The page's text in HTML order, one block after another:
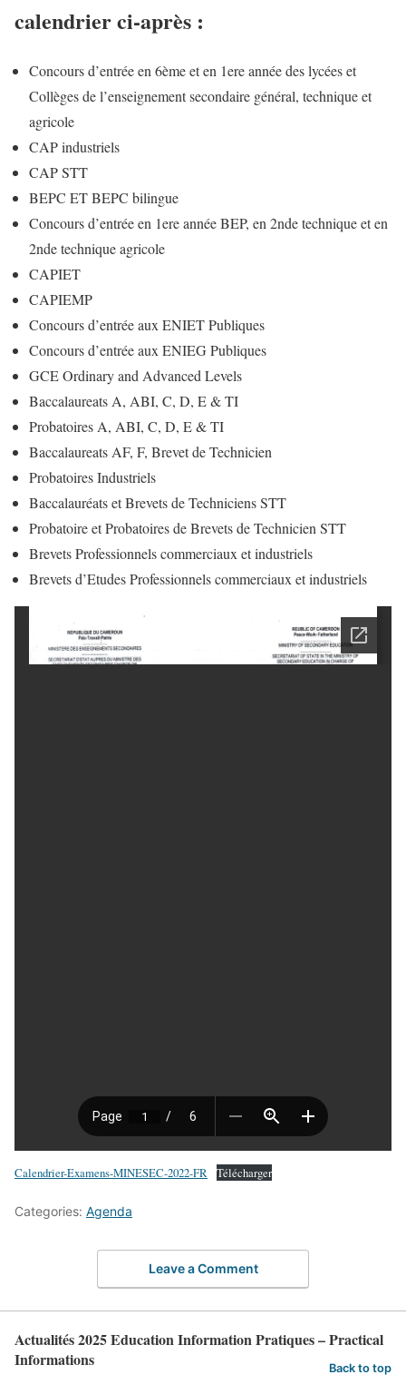
calendrier ci-après :
Concours d’entrée en 6ème et en 1ere année des lycées et
Collèges de l’enseignement secondaire général, technique et
agricole
CAP industriels
CAP STT
BEPC ET BEPC bilingue
Concours d’entrée en 1ere année BEP, en 2nde technique et en
2nde technique agricole
CAPIET
CAPIEMP
Concours d’entrée aux ENIET Publiques
Concours d’entrée aux ENIEG Publiques
GCE Ordinary and Advanced Levels
Baccalaureats A, ABI, C, D, E & TI
Probatoires A, ABI, C, D, E & TI
Baccalaureats AF, F, Brevet de Technicien
Probatoires Industriels
Baccalauréats et Brevets de Techniciens STT
Probatoire et Probatoires de Brevets de Technicien STT
Brevets Professionnels commerciaux et industriels
Brevets d’Etudes Professionnels commerciaux et industriels
Calendrier-Examens-MINESEC-2022-FR Télécharger
Categories: Agenda
Leave a Comment
Actualités 2025 Education Information Pratiques – Practical
Informations
Back to top